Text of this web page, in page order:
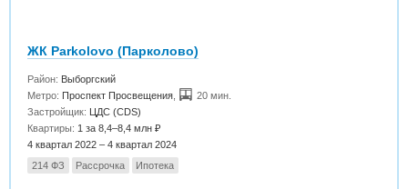
ЖК Parkolovo (Парколово)
Район: Выборгский
Метро: Проспект Просвещения
20 мин.
Застройщик: ЦДС (CDS)
Квартиры: 1 за 8,4–8,4 млн ₽
4 квартал 2022 – 4 квартал 2024
214 ФЗ
Рассрочка Ипотека